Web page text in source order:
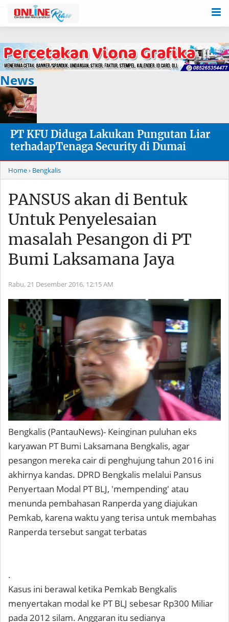
News
PT KFU Diduga Lakukan Pungutan Liar
terhadapTenaga Security di Dumai
Home› Bengkalis
PANSUS akan di Bentuk
Untuk Penyelesaian
masalah Pesangon di PT
Bumi Laksamana Jaya
Rabu, 21 Desember 2016, 12:15 AM
Bengkalis (PantauNews)- Keinginan puluhan eks
karyawan PT Bumi Laksamana Bengkalis, agar
pesangon mereka cair di penghujung tahun 2016 ini
akhirnya kandas. DPRD Bengkalis melalui Pansus
Penyertaan Modal PT BLJ, 'mempending' atau
menunda pembahasan Ranperda yang diajukan
Pemkab, karena waktu yang terisa untuk membahas
Ranperda tersebut sangat terbatas
.
Kasus ini berawal ketika Pemkab Bengkalis
menyertakan modal ke PT BLJ sebesar Rp300 Miliar
pada 2012 silam. Anggaran itu sedianya